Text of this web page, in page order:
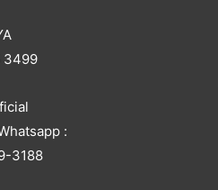
3499
:
3188